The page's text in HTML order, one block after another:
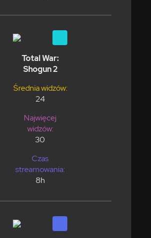
Total War:
Shogun 2
Średnia widzów:
24
Najwięcej
widzów:
30
Czas
streamowania:
8h